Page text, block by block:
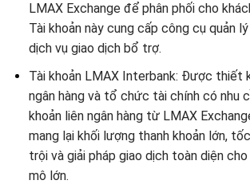
LMAX Exchange để phân phối cho
Tài khoản này cung cấp công cụ quản
dịch vụ giao dịch bổ trợ.
Tài khoản LMAX Interbank: Được thiết
ngân hàng và tổ chức tài chính có nhu
khoản liên ngân hàng từ LMAX
mang lại khối lượng thanh khoản lớn,
trội và giải pháp giao dịch toàn diện
mô lớn.